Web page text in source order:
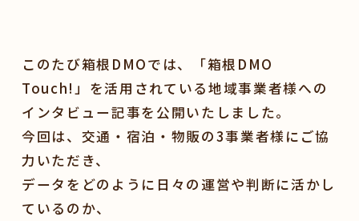
このたび箱根DMOでは、「箱根DMO
Touch!」を活用されている地域事業者様への
インタビュー記事を公開いたしました。
今回は、交通・宿泊・物販の3事業者様にご協
力いただき、
データをどのように日々の運営や判断に活かし
ているのか、